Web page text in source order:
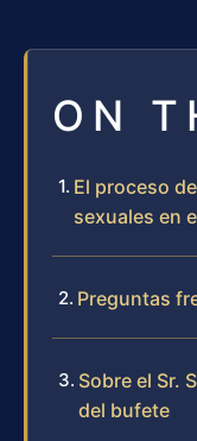
ON
El proceso
sexuales en
Preguntas
Sobre el Sr.
del bufete